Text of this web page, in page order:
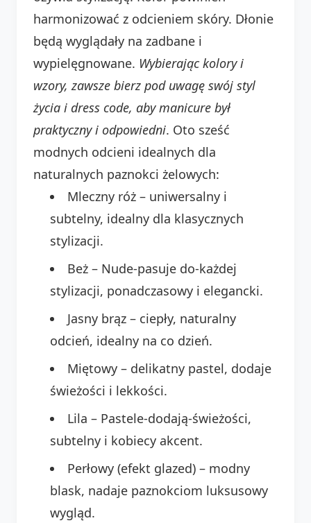
harmonizować z odcieniem skóry. Dłonie
będą wyglądały na zadbane i
wypielęgnowane. Wybierając kolory i
wzory, zawsze bierz pod uwagę swój styl
życia i dress code, aby manicure był
praktyczny i odpowiedni. Oto sześć
modnych odcieni idealnych dla
naturalnych paznokci żelowych:
Mleczny róż – uniwersalny i
subtelny, idealny dla klasycznych
stylizacji.
Beż – Nude-pasuje do-każdej
stylizacji, ponadczasowy i elegancki.
Jasny brąz – ciepły, naturalny
odcień, idealny na co dzień.
Miętowy – delikatny pastel, dodaje
świeżości i lekkości.
Lila – Pastele-dodają-świeżości,
subtelny i kobiecy akcent.
Perłowy (efekt glazed) – modny
blask, nadaje paznokciom luksusowy
wygląd.